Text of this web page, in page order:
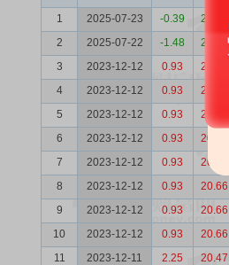
1 2025-07-23 -0.39 20.59
2
2025-07-22 -1.48 20.67
3
2023-12-12 0.93 20.66
4
2023-12-12 0.93 20.66
5
2023-12-12 0.93 20.66
6
2023-12-12 0.93 20.66
7
2023-12-12 0.93 20.66
8
2023-12-12 0.93 20.66
9
2023-12-12 0.93 20.66
10
2023-12-12 0.93 20.66
11
2023-12-11 2.25 20.47